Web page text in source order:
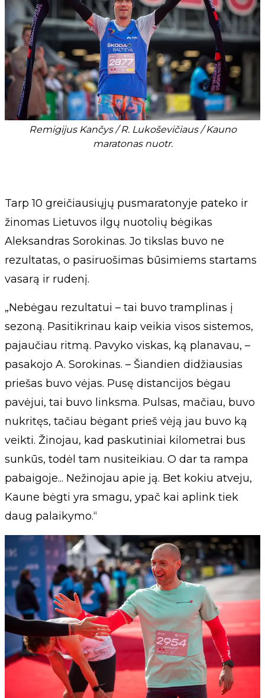
Remigijus Kančys / R. Lukoševičiaus / Kauno
maratonas nuotr.
Tarp 10 greičiausiųjų pusmaratonyje pateko ir
žinomas Lietuvos ilgų nuotolių bėgikas
Aleksandras Sorokinas. Jo tikslas buvo ne
rezultatas, o pasiruošimas būsimiems startams
vasarą ir rudenį.
„Nebėgau rezultatui – tai buvo tramplinas į
sezoną. Pasitikrinau kaip veikia visos sistemos,
pajaučiau ritmą. Pavyko viskas, ką planavau, –
pasakojo A. Sorokinas. – Šiandien didžiausias
priešas buvo vėjas. Pusę distancijos bėgau
pavėjui, tai buvo linksma. Pulsas, mačiau, buvo
nukritęs, tačiau bėgant prieš vėją jau buvo ką
veikti. Žinojau, kad paskutiniai kilometrai bus
sunkūs, todėl tam nusiteikiau. O dar ta rampa
pabaigoje... Nežinojau apie ją. Bet kokiu atveju,
Kaune bėgti yra smagu, ypač kai aplink tiek
daug palaikymo.“